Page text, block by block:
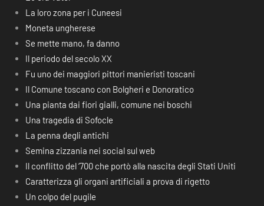
La loro zona per i Cuneesi
Moneta ungherese
Se mette mano, fa danno
Il periodo del secolo XX
Fu uno dei maggiori pittori manieristi toscani
Il Comune toscano con Bolgheri e Donoratico
Una pianta dai fiori gialli, comune nei boschi
Una tragedia di Sofocle
La penna degli antichi
Semina zizzania nei social sul web
Il conflitto del ‘700 che portò alla nascita degli Stati Uniti
Caratterizza gli organi artificiali a prova di rigetto
Un colpo del pugile